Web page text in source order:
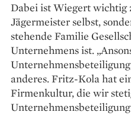
Dabei ist Wiegert wichtig
Jägermeister selbst,
stehende Familie
Unternehmens ist.
anderes. Fritz-Kola hat
Firmenkultur, die wir